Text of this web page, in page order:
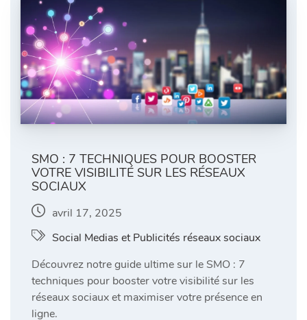
SMO : 7 TECHNIQUES POUR BOOSTER
VOTRE VISIBILITÉ SUR LES RÉSEAUX
SOCIAUX
avril 17, 2025
Social Medias et Publicités réseaux sociaux
Découvrez notre guide ultime sur le SMO : 7
techniques pour booster votre visibilité sur les
réseaux sociaux et maximiser votre présence en
ligne.